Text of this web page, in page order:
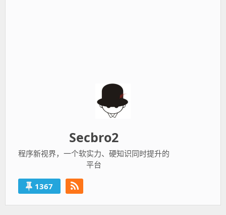
Secbro2
程序新视界，一个软实力、硬知识同时提升的
平台
1367